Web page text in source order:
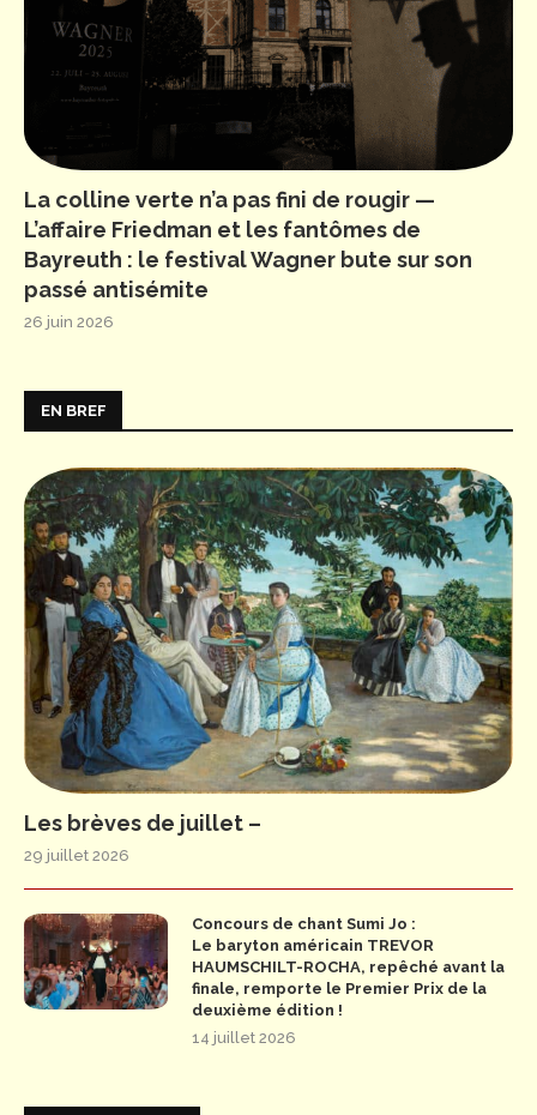
La colline verte n’a pas fini de rougir —
L’affaire Friedman et les fantômes de
Bayreuth : le festival Wagner bute sur son
passé antisémite
26 juin 2026
EN BREF
Les brèves de juillet –
29 juillet 2026
Concours de chant Sumi Jo :
Le baryton américain TREVOR
HAUMSCHILT-ROCHA, repêché avant la
finale, remporte le Premier Prix de la
deuxième édition !
14 juillet 2026